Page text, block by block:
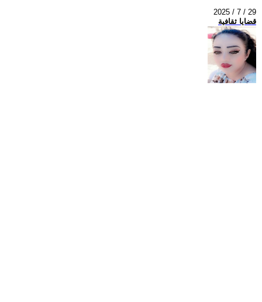
2025 / 7 / 29
قضايا ثقافية